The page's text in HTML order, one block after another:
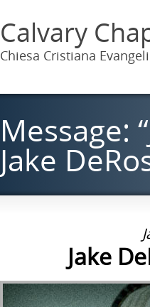
Calvary
Chiesa Cristiana
Message:
Jake
Jake